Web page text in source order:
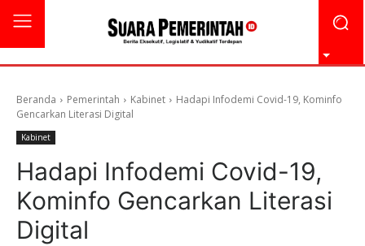
Beranda Pemerintah Kabinet
Hadapi Infodemi Covid-19, Kominfo
Gencarkan Literasi Digital
Kabinet
Hadapi Infodemi Covid-19,
Kominfo Gencarkan Literasi
Digital